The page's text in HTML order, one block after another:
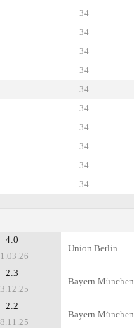
34
34
34
34
34
34
34
34
34
34
4:0
Union Berlin
2:3
Bayern München
2:2
Bayern München